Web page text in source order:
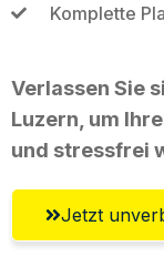
Komplette
Verlassen Sie
Luzern, um
und stressfrei
Jetzt